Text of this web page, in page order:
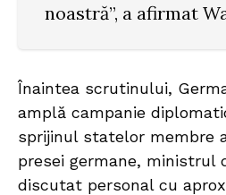
noastră”, a afirmat
Înaintea scrutinului,
amplă campanie
sprijinul statelor membre
presei germane, ministrul
discutat personal cu